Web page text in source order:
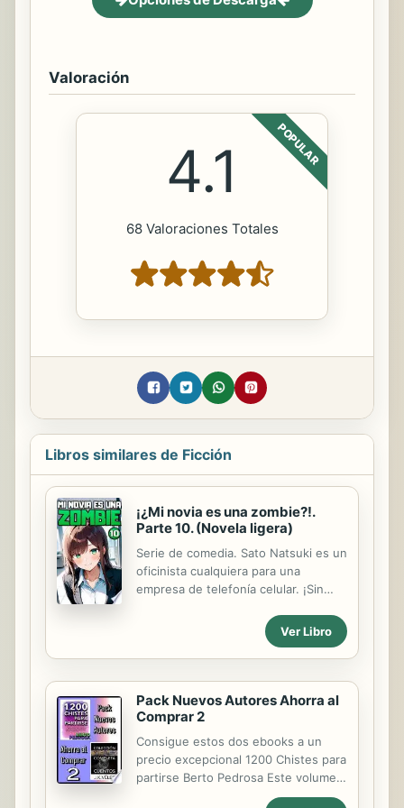
Valoración
POPULAR
4.1
68 Valoraciones Totales
Libros similares de Ficción
¡¿Mi novia es una zombie?!.
Parte 10. (Novela ligera)
Serie de comedia. Sato Natsuki es un
oficinista cualquiera para una
empresa de telefonía celular. ¡Sin
enamorado de su compañera
Megumi Kobayashi!. Por lo tanto
decidirá declararsele de una vez por
todas, pero al hacerlo descubrirá el
mayor secreto de la chica... ¡es una
zombie!. Contenido. Capítulo 10:
Ver Libro
Pack Nuevos Autores Ahorra al
Comprar 2
Consigue estos dos ebooks a un
precio excepcional 1200 Chistes para
partirse Berto Pedrosa Este volumen
incluye los títulos: 1000 Chistes para